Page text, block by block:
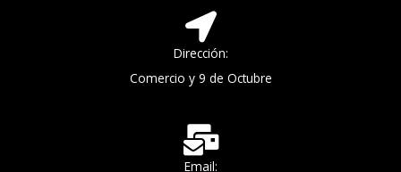
Dirección:
Comercio y 9 de Octubre
Email: